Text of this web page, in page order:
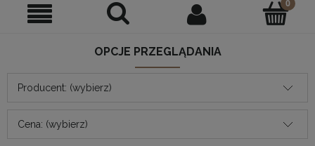
OPCJE PRZEGLĄDANIA
Producent: (wybierz)
Cena: (wybierz)